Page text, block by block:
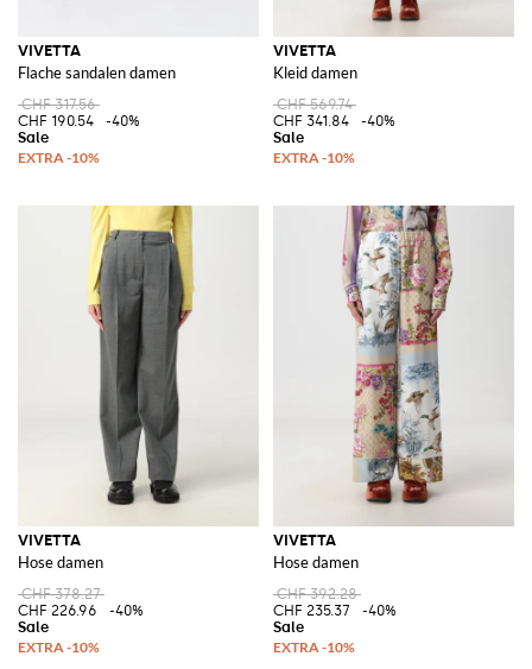
VIVETTA
Flache sandalen damen
CHF 317.56
CHF 190.54
-40%
VIVETTA
Kleid damen
CHF 569.74
CHF 341.84
-40%
VIVETTA
Hose damen
CHF 378.27
CHF 226.96
-40%
VIVETTA
Hose damen
CHF 392.28
CHF 235.37
-40%